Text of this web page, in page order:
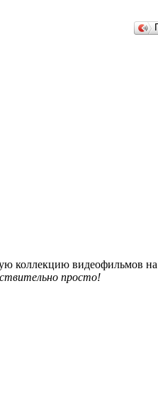
коллекцию видеофильмов
просто!